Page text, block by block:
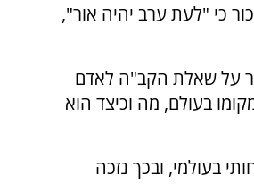
כי "לעת ערב יהיה אור",
על שאלת הקב"ה לאדם
בעולם, מה וכיצד הוא
בעולמי, ובכך נזכה